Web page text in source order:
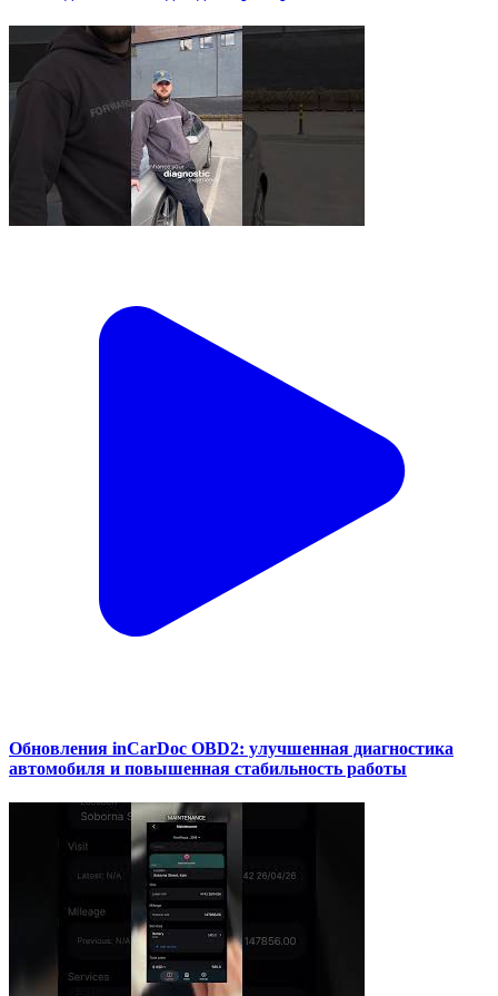
Обновления inCarDoc OBD2: улучшенная диагностика
автомобиля и повышенная стабильность работы